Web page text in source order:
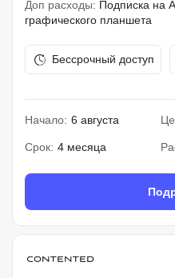
Доп расходы: Подписка на
графического планшета
Бессрочный доступ
Начало: 6 августа
Срок: 4 месяца